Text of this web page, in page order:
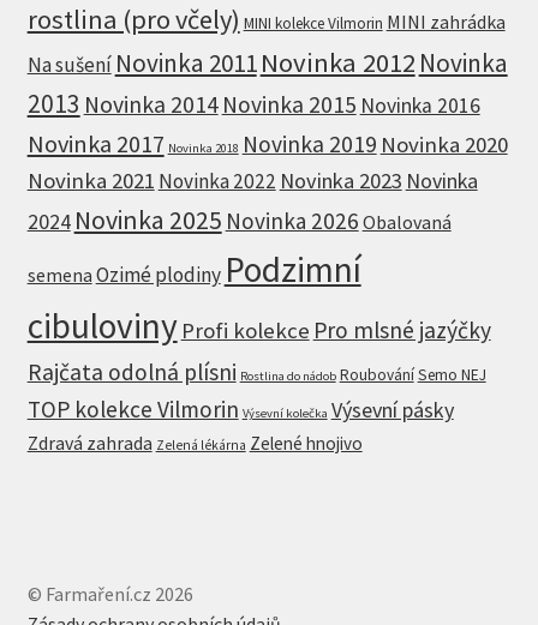
rostlina (pro včely) MINI kolekce Vilmorin MINI zahrádka
Na sušení Novinka 2011Novinka 2012 Novinka
2013 Novinka 2014 Novinka 2015 Novinka 2016
Novinka 2017 Novinka 2018 Novinka 2019 Novinka 2020
Novinka 2021 Novinka 2022 Novinka 2023 Novinka
2024 Novinka 2025 Novinka 2026 Obalovaná
semena Ozimé plodiny Podzimní
cibuloviny Profi kolekce Pro mlsné jazýčky
Rajčata odolná plísni Rostlina do nádob RoubováníSemo NEJ
TOP kolekce Vilmorin Výsevní kolečka Výsevní pásky
Zdravá zahrada Zelená lékárna Zelené hnojivo
© Farmaření.cz 2026